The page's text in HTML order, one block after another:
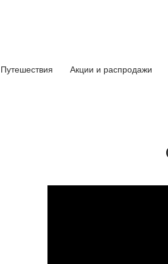
Путешествия Акции и распродажи